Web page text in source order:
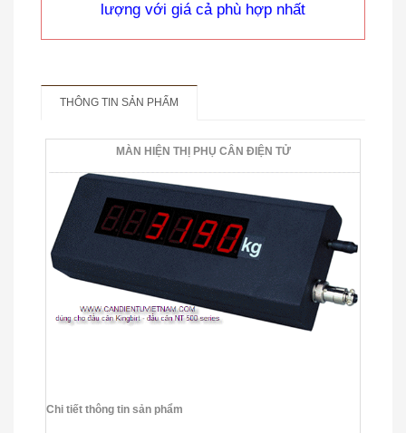
CÂN TREO ĐIỆN TỬ HÀN QUỐC
lượng với giá cả phù hợp nhất
THÔNG TIN SẢN PHẨM
MÀN HIỆN THỊ PHỤ CÂN ĐIỆN TỬ
Chi tiết thông tin sản phẩm